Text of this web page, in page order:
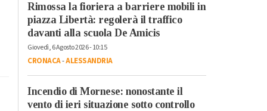
Rimossa la fioriera a barriere mobili in
piazza Libertà: regolerà il traffico
davanti alla scuola De Amicis
Giovedì, 6 Agosto 2026 - 10:15
CRONACA-ALESSANDRIA
Incendio di Mornese: nonostante il
vento di ieri situazione sotto controllo